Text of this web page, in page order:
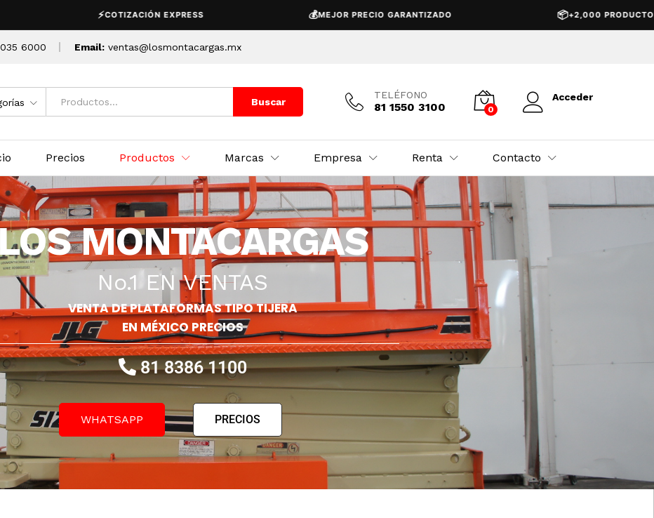
COTIZACIÓN EXPRESS MEJOR PRECIO GARANTIZADO +2,000 PRODUCTOS EN STOCK
6000 Email: ventas@losmontacargas.mx
Buscar
TELÉFONO
81 1550 3100 0
Acceder
Precios Productos Marcas Empresa Renta Contacto
MONTACARGAS
No.1 EN VENTAS
VENTA DE PLATAFORMAS TIPO TIJERA
EN MÉXICO PRECIOS
81 8386 1100
WHATSAPP PRECIOS